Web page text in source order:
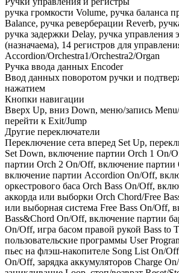
ручка громкости Volume, ручка баланса
Balance, ручка реверберации Reverb,
ручка задержки Delay, ручка управления
(назначаема), 14 регистров для
Accordion/Orchestra1/Orchestra2/Organ
Ручка ввода данных Encoder
Ввод данных поворотом ручки и
нажатием
Кнопки навигации
Вверх Up, вниз Down, меню/запись
перейти к Exit/Jump
Другие переключатели
Переключение сета вперед Set Up,
Set Down, включение партии Orch 1 On/
партии Orch 2 On/Off, включение партии
включение партии Accordion On/Off,
оркестрового баса Orch Bass On/Off,
аккорда или выборки Orch Chord/Free
или выборная система Free Bass On/Off,
Bass&Chord On/Off, включение партии
On/Off, игра басом правой рукой Bass to
пользовательские программы User
пьес на флэш-накопителе Song List On/
On/Off, зарядка аккумуляторов Charge